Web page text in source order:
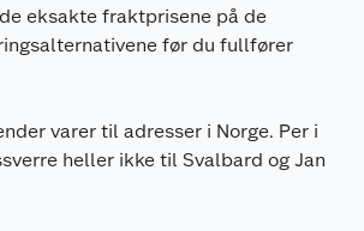
eksakte fraktprisene på de
før du fullfører
varer til adresser i Norge. Per i
heller ikke til Svalbard og Jan